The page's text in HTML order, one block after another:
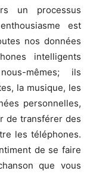
un processus
est
nos données
intelligents
mêmes; ils
la musique, les
personnelles,
de transférer des
les téléphones.
de se faire
que vous